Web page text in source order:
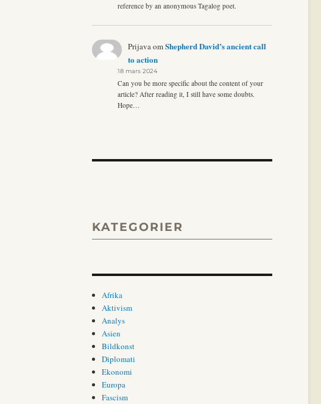
reference by an anonymous Tagalog poet.
PrijavaomShepherd David’s ancient call
to action
18 mars 2024
Can you be more specific about the content of your
article? After reading it, I still have some doubts.
Hope…
KATEGORIER
Afrika
Aktivism
Analys
Asien
Bildkonst
Diplomati
Ekonomi
Europa
Fascism